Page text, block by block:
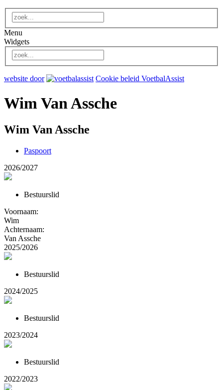
Menu
Widgets
website door Cookie beleid VoetbalAssist
Wim Van Assche
Wim Van Assche
Paspoort
2026/2027
Bestuurslid
Voornaam:
Wim
Achternaam:
Van Assche
2025/2026
Bestuurslid
2024/2025
Bestuurslid
2023/2024
Bestuurslid
2022/2023